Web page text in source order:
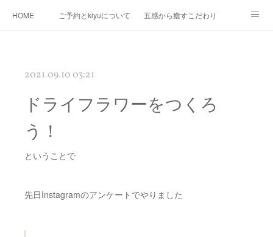
HOME ご予約とkiyuについて 五感から癒すこだわり
2021.09.10 03:21
ドライフラワーをつくろ
う！
ということで
先日Instagramのアンケートでやりました